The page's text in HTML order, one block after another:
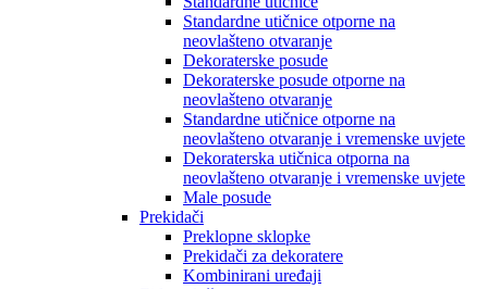
Standardne utičnice otporne na
neovlašteno otvaranje
Dekoraterske posude
Dekoraterske posude otporne na
neovlašteno otvaranje
Standardne utičnice otporne na
neovlašteno otvaranje i vremenske uvjete
Dekoraterska utičnica otporna na
neovlašteno otvaranje i vremenske uvjete
Male posude
Prekidači
Preklopne sklopke
Prekidači za dekoratere
Kombinirani uređaji